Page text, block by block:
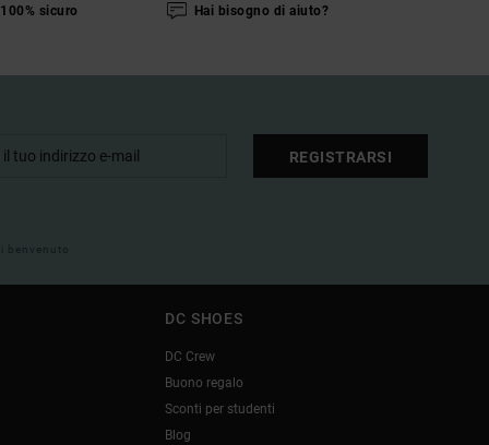
sicuro Hai bisogno di aiuto?
REGISTRARSI
benvenuto
DC SHOES
DC Crew
Buono regalo
Sconti per studenti
Blog